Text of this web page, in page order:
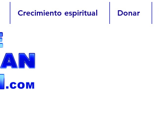
Crecimiento espiritual Donar